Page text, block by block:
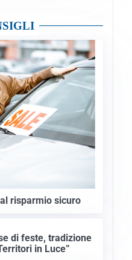
risparmio sicuro
di feste, tradizione
in Luce”